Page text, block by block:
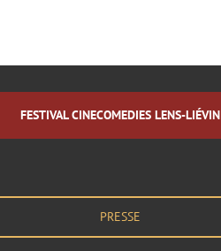
FESTIVAL CINECOMEDIES LENS-LIÉVIN
PRESSE